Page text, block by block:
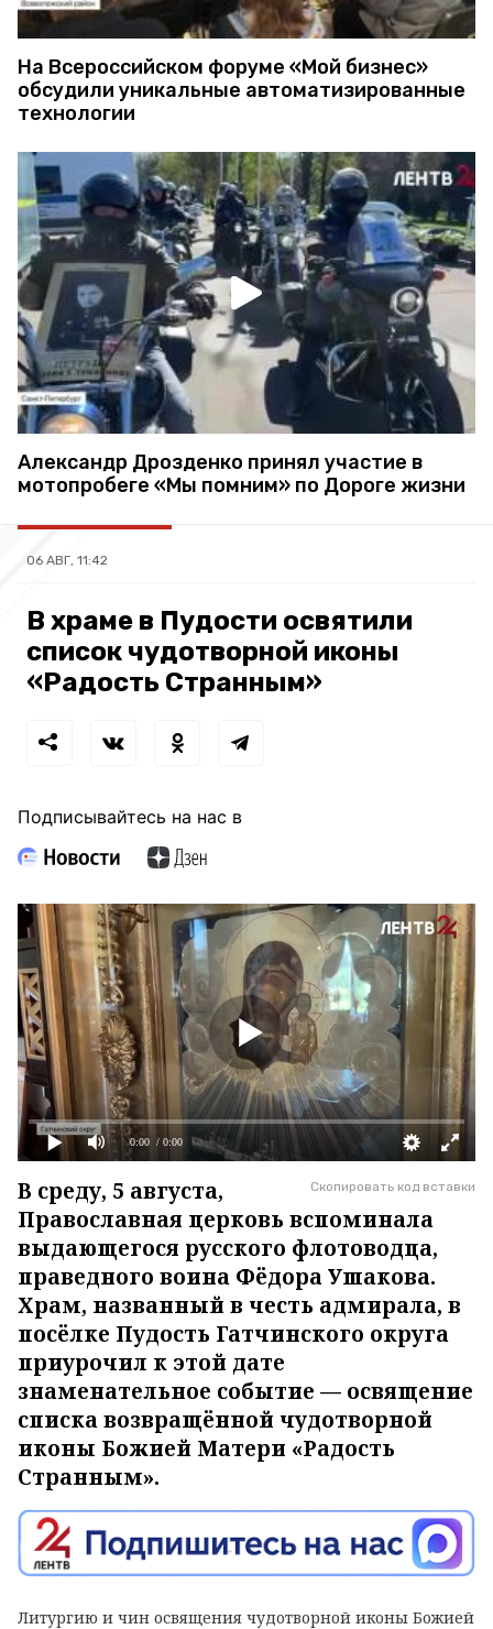
На Всероссийском форуме «Мой бизнес»
обсудили уникальные автоматизированные
технологии
Александр Дрозденко принял участие в
мотопробеге «Мы помним» по Дороге жизни
06 АВГ, 11:42
В храме в Пудости освятили
список чудотворной иконы
«Радость Странным»
Подписывайтесь на нас в
0:00 / 0:00
Скопировать код вставки
В среду, 5 августа,
Православная церковь вспоминала
выдающегося русского флотоводца,
праведного воина Фёдора Ушакова.
Храм, названный в честь адмирала, в
посёлке Пудость Гатчинского округа
приурочил к этой дате
знаменательное событие — освящение
списка возвращённой чудотворной
иконы Божией Матери «Радость
Странным».
Литургию и чин освящения чудотворной иконы Божией